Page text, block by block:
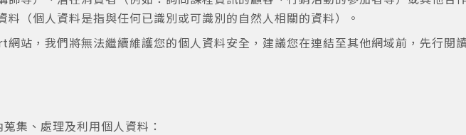
（個人資料是指與任何已識別或可識別的自然人相關的資料）。
站，我們將無法繼續維護您的個人資料安全，建議您在連結至其他網域前，先行閱
集、處理及利用個人資料：